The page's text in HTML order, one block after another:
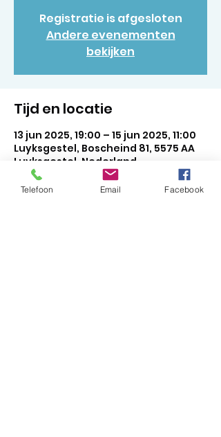
Registratie is afgesloten
Andere evenementen
bekijken
Tijd en locatie
13 jun 2025, 19:00 – 15 jun 2025, 11:00
Luyksgestel, Boscheind 81, 5575 AA
Luyksgestel, Nederland
Telefoon Email Facebook